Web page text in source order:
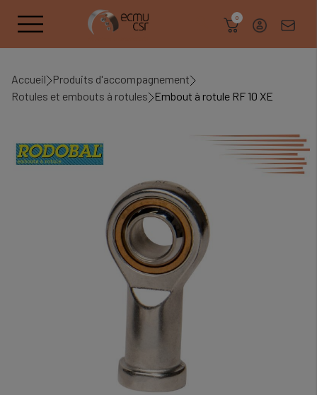
0
Accueil
Produits d'accompagnement
Rotules et embouts à rotules
Embout à rotule RF 10 XE